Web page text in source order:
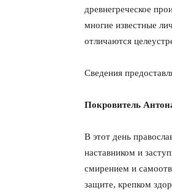
древнегреческое
многие известные
отличаются
Сведения
Покровитель
В этот день
наставником и
смирением и
защите, крепком